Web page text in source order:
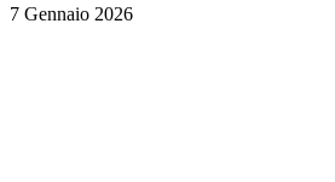
7 Gennaio 2026